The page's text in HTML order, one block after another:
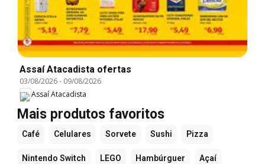
Assaí Atacadista ofertas
03/08/2026- 09/08/2026
Assaí Atacadista
Mais produtos favoritos
Café Celulares Sorvete Sushi Pizza
Nintendo Switch LEGO Hambúrguer Açaí